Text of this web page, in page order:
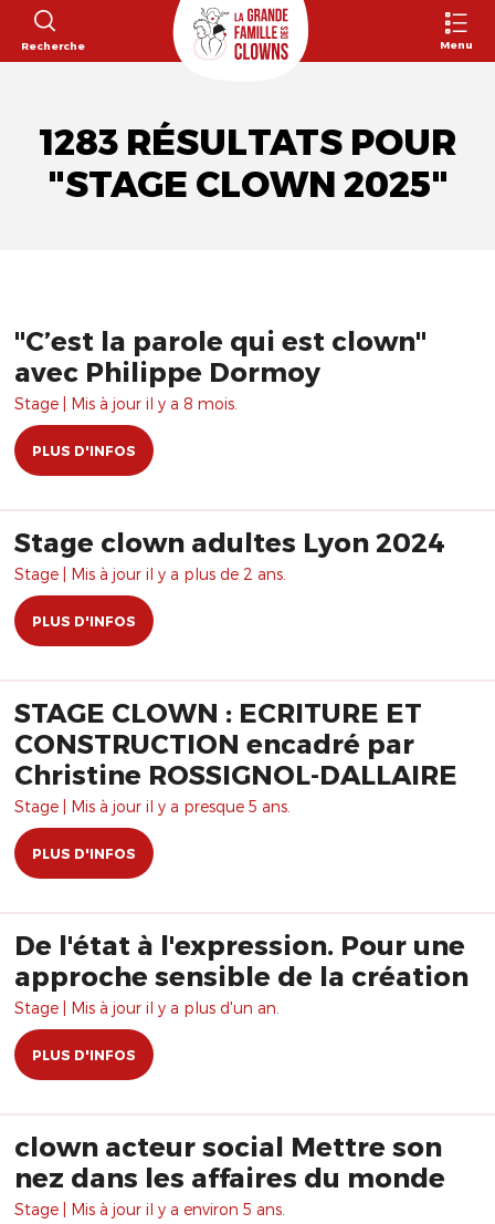
Recherche Menu
1283 RÉSULTATS POUR
"STAGE CLOWN 2025"
"C’est la parole qui est clown"
avec Philippe Dormoy
Stage | Mis à jour il y a 8 mois.
PLUS D'INFOS
Stage clown adultes Lyon 2024
Stage | Mis à jour il y a plus de 2 ans.
PLUS D'INFOS
STAGE CLOWN : ECRITURE ET
CONSTRUCTION encadré par
Christine ROSSIGNOL-DALLAIRE
Stage | Mis à jour il y a presque 5 ans.
PLUS D'INFOS
De l'état à l'expression. Pour une
approche sensible de la création
Stage | Mis à jour il y a plus d'un an.
PLUS D'INFOS
clown acteur social Mettre son
nez dans les affaires du monde
Stage | Mis à jour il y a environ 5 ans.